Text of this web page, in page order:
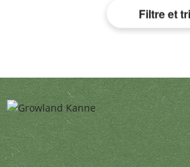
Filtre et tri